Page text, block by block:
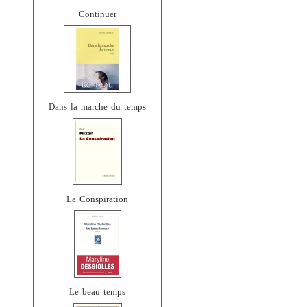
Continuer
Dans la marche du temps
La Conspiration
Le beau temps